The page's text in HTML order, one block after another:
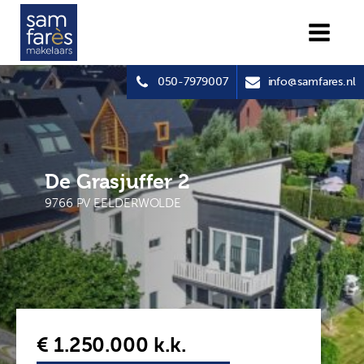
050-7979007 info@samfares.nl
De Grasjuffer 2
9766 PV EELDERWOLDE
€ 1.250.000 k.k.